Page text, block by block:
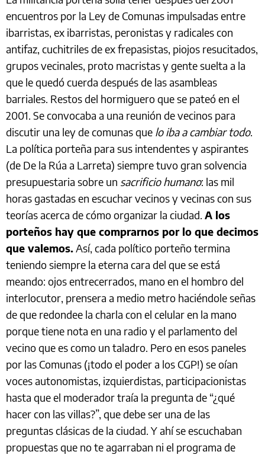
encuentros por la Ley de Comunas impulsadas entre
ibarristas, ex ibarristas, peronistas y radicales con
antifaz, cuchitriles de ex frepasistas, piojos resucitados,
grupos vecinales, proto macristas y gente suelta a la
que le quedó cuerda después de las asambleas
barriales. Restos del hormiguero que se pateó en el
2001. Se convocaba a una reunión de vecinos para
discutir una ley de comunas que lo iba a cambiar todo.
La política porteña para sus intendentes y aspirantes
(de De la Rúa a Larreta) siempre tuvo gran solvencia
presupuestaria sobre un sacrificio humano: las mil
horas gastadas en escuchar vecinos y vecinas con sus
teorías acerca de cómo organizar la ciudad. A los
porteños hay que comprarnos por lo que decimos
que valemos.Así, cada político porteño termina
teniendo siempre la eterna cara del que se está
meando: ojos entrecerrados, mano en el hombro del
interlocutor, prensera a medio metro haciéndole señas
de que redondee la charla con el celular en la mano
porque tiene nota en una radio y el parlamento del
vecino que es como un taladro. Pero en esos paneles
por las Comunas (¡todo el poder a los CGP!) se oían
voces autonomistas, izquierdistas, participacionistas
hasta que el moderador traía la pregunta de “¿qué
hacer con las villas?”, que debe ser una de las
preguntas clásicas de la ciudad. Y ahí se escuchaban
propuestas que no te agarraban ni el programa de